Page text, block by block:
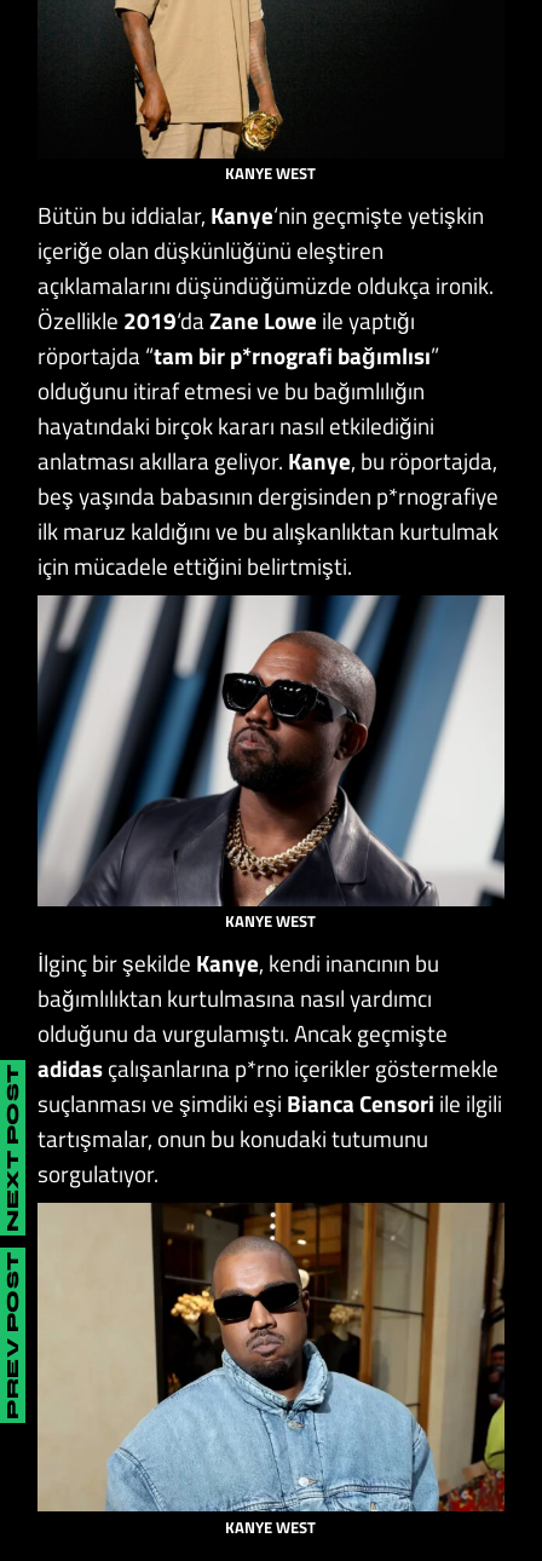
KANYE WEST
Bütün bu iddialar, Kanye‘nin geçmişte yetişkin
içeriğe olan düşkünlüğünü eleştiren
açıklamalarını düşündüğümüzde oldukça ironik.
Özellikle 2019‘daZane Lowe ile yaptığı
röportajda “tam bir p*rnografi bağımlısı”
olduğunu itiraf etmesi ve bu bağımlılığın
hayatındaki birçok kararı nasıl etkilediğini
anlatması akıllara geliyor. Kanye, bu röportajda,
beş yaşında babasının dergisinden p*rnografiye
ilk maruz kaldığını ve bu alışkanlıktan kurtulmak
için mücadele ettiğini belirtmişti.
KANYE WEST
İlginç bir şekilde Kanye, kendi inancının bu
bağımlılıktan kurtulmasına nasıl yardımcı
olduğunu da vurgulamıştı. Ancak geçmişte
adidasçalışanlarına p*rno içerikler göstermekle
suçlanması ve şimdiki eşi Bianca Censori ile ilgili
tartışmalar, onun bu konudaki tutumunu
sorgulatıyor.
KANYE WEST
PREV POST
NEXT POST